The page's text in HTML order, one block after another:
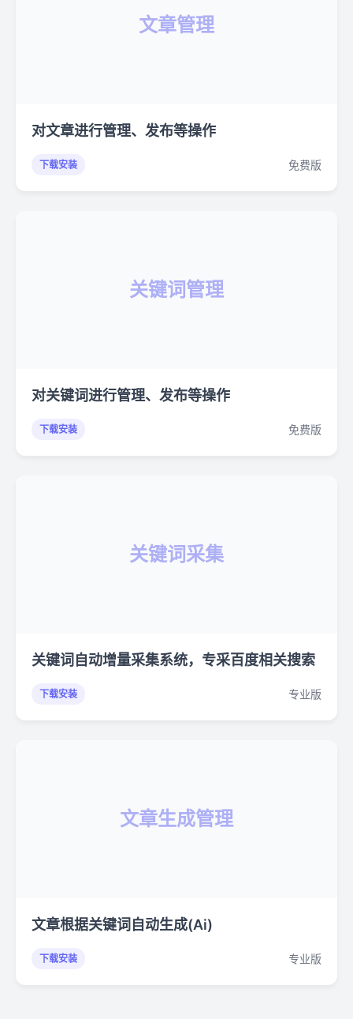
文章管理
对文章进行管理、发布等操作
下载安装 免费版
关键词管理
对关键词进行管理、发布等操作
下载安装 免费版
关键词采集
关键词自动增量采集系统，专采百度相关搜索
下载安装 专业版
文章生成管理
文章根据关键词自动生成(Ai)
下载安装 专业版